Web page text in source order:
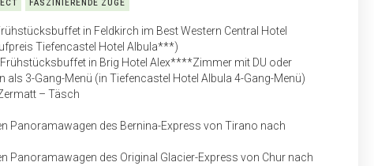
FASZINIERENDE ZÜGE
in Feldkirch im Best Western Central Hotel
Tiefencastel Hotel Albula***)
in Brig Hotel Alex****Zimmer mit DU oder
als 3-Gang-Menü (in Tiefencastel Hotel Albula 4-Gang-Menü)
Zermatt – Täsch
Panoramawagen des Bernina-Express von Tirano nach
Panoramawagen des Original Glacier-Express von Chur nach